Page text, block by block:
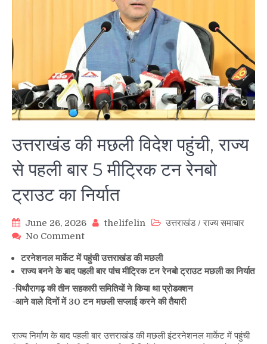
उत्तराखंड की मछली विदेश पहुंची, राज्य
से पहली बार 5 मीट्रिक टन रेनबो
ट्राउट का निर्यात
June 26, 2026 thelifelin उत्तराखंड/राज्य समाचार
No Commenton
की
मछली
विदेश
पहुंची,
पहली
टरनेशनल मार्केट में पहुंची उत्तराखंड की मछली
राज्य बनने के बाद पहली बार पांच मीट्रिक टन रेनबो ट्राउट मछली का निर्यात
-पिथौरागढ़ की तीन सहकारी समितियों ने किया था प्रोडक्शन
-आने वाले दिनों में 30 टन मछली सप्लाई करने की तैयारी
राज्य निर्माण के बाद पहली बार उत्तराखंड की मछली इंटरनेशनल मार्केट में पहुंची